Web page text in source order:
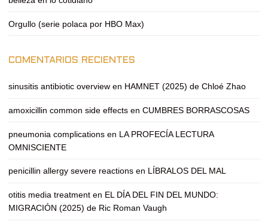
Orgullo (serie polaca por HBO Max)
COMENTARIOS RECIENTES
sinusitis antibiotic overview en HAMNET (2025) de Chloé Zhao
amoxicillin common side effects en CUMBRES BORRASCOSAS
pneumonia complications en LA PROFECÍA LECTURA
OMNISCIENTE
penicillin allergy severe reactions en LÍBRALOS DEL MAL
otitis media treatment en EL DÍA DEL FIN DEL MUNDO:
MIGRACIÓN (2025) de Ric Roman Vaugh